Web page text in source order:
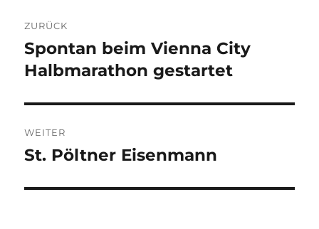
ZURÜCK
Vorheriger
Beitrag:
Spontan beim Vienna City
Halbmarathon gestartet
WEITER
Nächster
St. Pöltner Eisenmann